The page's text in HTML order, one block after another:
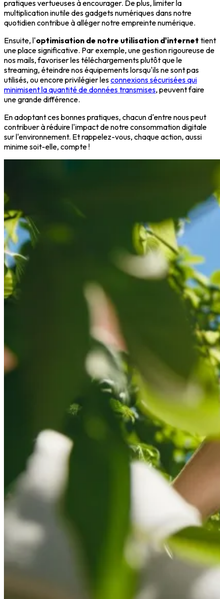
pratiques vertueuses à encourager. De plus, limiter la
multiplication inutile des gadgets numériques dans notre
quotidien contribue à alléger notre empreinte numérique.
Ensuite, l'optimisation de notre utilisation d'internet tient
une place significative. Par exemple, une gestion rigoureuse de
nos mails, favoriser les téléchargements plutôt que le
streaming, éteindre nos équipements lorsqu'ils ne sont pas
utilisés, ou encore privilégier lesconnexions sécurisées qui
minimisent la quantité de données transmises, peuvent faire
une grande différence.
En adoptant ces bonnes pratiques, chacun d'entre nous peut
contribuer à réduire l'impact de notre consommation digitale
sur l'environnement. Et rappelez-vous, chaque action, aussi
minime soit-elle, compte !